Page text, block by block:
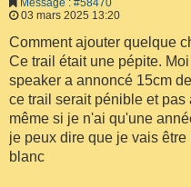
Message : #58470
03 mars 2025 13:20
Comment ajouter quelque
Ce trail était une pépite.
speaker a annoncé 15cm
ce trail serait pénible et pas
même si je n'ai qu'une
je peux dire que je vais être
blanc